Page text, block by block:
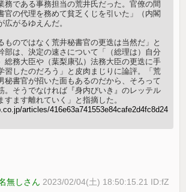
務である事務担当の荒井氏だった。官僚の間
官の代理を務めて貧乏くじを引いた」（内閣
広がるゆえんだ。
のではなく荒井秘書官の更迭は当然だ」と
部は、決定の速さについて「（総理は）自分
総務大臣や（葉梨康弘）法務大臣の更迭に手
習したのだろう」と皮肉まじりに論評。「荒
秘書官が招いた面もあるのだから、そろって
。そうでなければ『身内びいき』のレッテル
すます離れていく」と指摘した。
articles/416e63a741553e84cafe2d4fc8d24
無しさん 2023/02/04(土) 18:50:15.21 ID:fZ